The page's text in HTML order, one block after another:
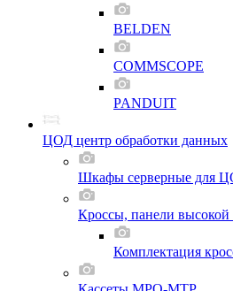
BELDEN
COMMSCOPE
PANDUIT
ЦОД центр обработки данных
Шкафы серверные для
Кроссы, панели высокой
Комплектация